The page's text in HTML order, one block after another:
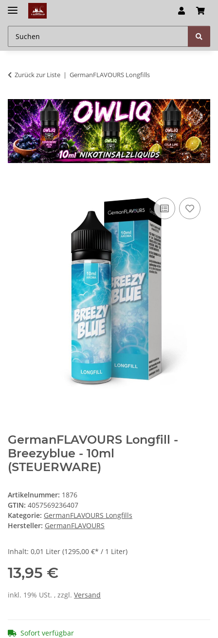
Zurück zur Liste GermanFLAVOURS Longfills
GermanFLAVOURS Longfill -
Breezyblue - 10ml
(STEUERWARE)
Artikelnummer: 1876
GTIN: 4057569236407
Kategorie: GermanFLAVOURS Longfills
Hersteller: GermanFLAVOURS
Inhalt: 0,01 Liter (1295,00 €* / 1 Liter)
13,95 €
inkl. 19% USt. , zzgl. Versand
Sofort verfügbar